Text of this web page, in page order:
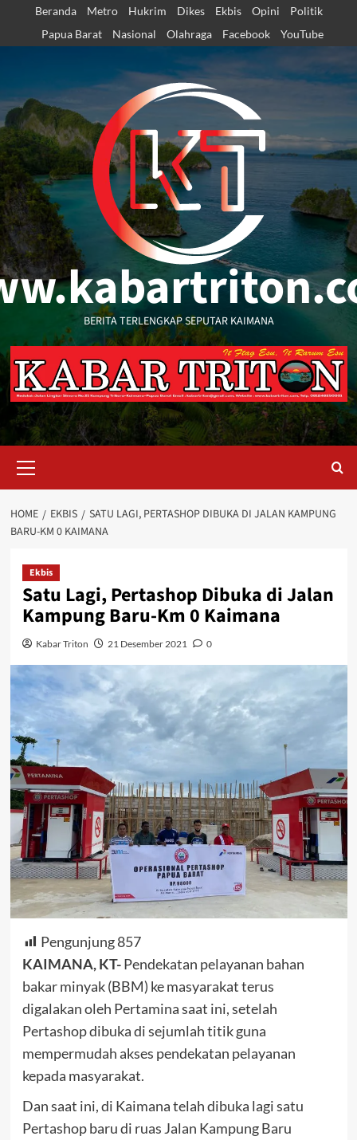
content
Beranda Metro Hukrim Dikes Ekbis Opini
Politik
Papua Barat
Nasional Olahraga Facebook YouTube
BERITA TERLENGKAP SEPUTAR KAIMANA
Menu
HOME EKBIS
SATU LAGI, PERTASHOP DIBUKA DI JALAN KAMPUNG
BARU-KM 0 KAIMANA
Ekbis
Satu Lagi, Pertashop Dibuka di Jalan
Kampung Baru-Km 0 Kaimana
Kabar Triton 21 Desember 2021 0
Pengunjung 857
KAIMANA, KT-Pendekatan pelayanan bahan
bakar minyak (BBM) ke masyarakat terus
digalakan oleh Pertamina saat ini, setelah
Pertashop dibuka di sejumlah titik guna
mempermudah akses pendekatan pelayanan
kepada masyarakat.
Dan saat ini, di Kaimana telah dibuka lagi satu
Pertashop baru di ruas Jalan Kampung Baru